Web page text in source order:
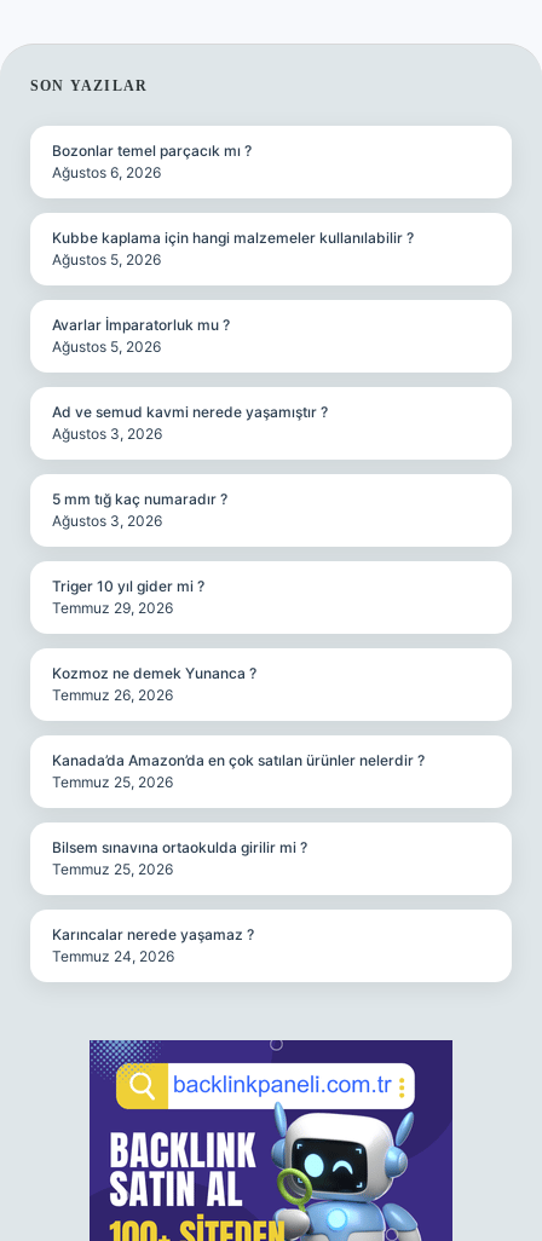
SIDEBAR
SON YAZILAR
Bozonlar temel parçacık mı ?
Ağustos 6, 2026
Kubbe kaplama için hangi malzemeler kullanılabilir ?
Ağustos 5, 2026
Avarlar İmparatorluk mu ?
Ağustos 5, 2026
Ad ve semud kavmi nerede yaşamıştır ?
Ağustos 3, 2026
5 mm tığ kaç numaradır ?
Ağustos 3, 2026
Triger 10 yıl gider mi ?
Temmuz 29, 2026
Kozmoz ne demek Yunanca ?
Temmuz 26, 2026
Kanada’da Amazon’da en çok satılan ürünler nelerdir ?
Temmuz 25, 2026
Bilsem sınavına ortaokulda girilir mi ?
Temmuz 25, 2026
Karıncalar nerede yaşamaz ?
Temmuz 24, 2026